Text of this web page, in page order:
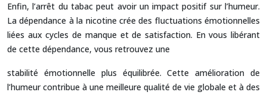
Enfin, l’arrêt du tabac peut avoir un impact positif sur l’humeur.
La dépendance à la nicotine crée des fluctuations émotionnelles
liées aux cycles de manque et de satisfaction. En vous libérant
de cette dépendance, vous retrouvez une
stabilité émotionnelle plus équilibrée. Cette amélioration de
l’humeur contribue à une meilleure qualité de vie globale et à des